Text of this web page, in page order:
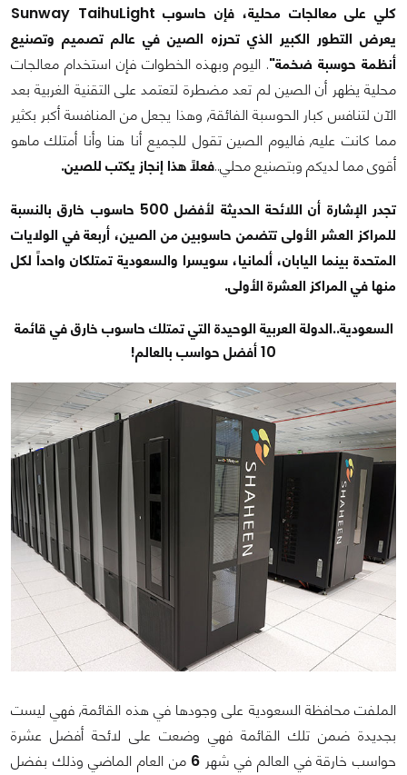
كلي على معالجات محلية، فإن حاسوب Sunway TaihuLight
يعرض التطور الكبير الذي تحرزه الصين في عالم تصميم وتصنيع
أنظمة حوسبة ضخمة". اليوم وبهذه الخطوات فإن استخدام معالجات
محلية يظهر أن الصين لم تعد مضطرة لتعتمد على التقنية الغربية بعد
الآن لتنافس كبار الحوسبة الفائقة, وهذا يجعل من المنافسة أكبر بكثير
مما كانت عليه, فاليوم الصين تقول للجميع أنا هنا وأنا أمتلك ماهو
أقوى مما لديكم وبتصنيع محلي..فعلاً هذا إنجاز يكتب للصين.
تجدر الإشارة أن اللائحة الحديثة لأفضل 500 حاسوب خارق بالنسبة
للمراكز العشر الأولى تتضمن حاسوبين من الصين، أربعة في الولايات
المتحدة بينما اليابان، ألمانيا، سويسرا والسعودية تمتلكان واحداً لكل
منها في المراكز العشرة الأولى.
السعودية..الدولة العربية الوحيدة التي تمتلك حاسوب خارق في قائمة
10 أفضل حواسب بالعالم!
الملفت محافظة السعودية على وجودها في هذه القائمة, فهي ليست
بجديدة ضمن تلك القائمة فهي وضعت على لائحة أفضل عشرة
حواسب خارقة في العالم في شهر 6 من العام الماضي وذلك بفضل